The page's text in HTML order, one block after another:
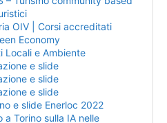
OIV | Corsi accreditati
Economy
Locali e Ambiente
e slide
e slide
e slide
e slide Enerloc 2022
a Torino sulla IA nelle